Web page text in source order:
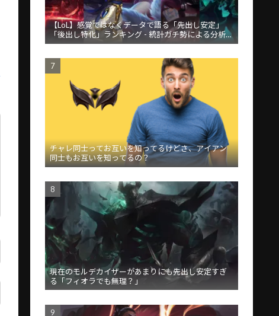
【LoL】感覚ではなくデータで語る「先出し安定」
「後出し特化」ランキング - 統計ガチ勢による分析が
話題
チャレ同士ってお互いを知ってるけどさ、アイアン
同士もお互いを知ってるの？
現在のモルデカイザーがあまりにも先出し安定すぎ
る「フィオラでも無理？」